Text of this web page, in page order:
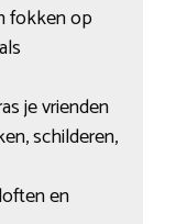
fokken op
je vrienden
schilderen,
en